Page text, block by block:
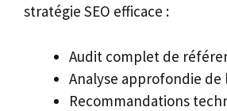
stratégie SEO efficace :
Audit complet de
Analyse approfondie de
Recommandations